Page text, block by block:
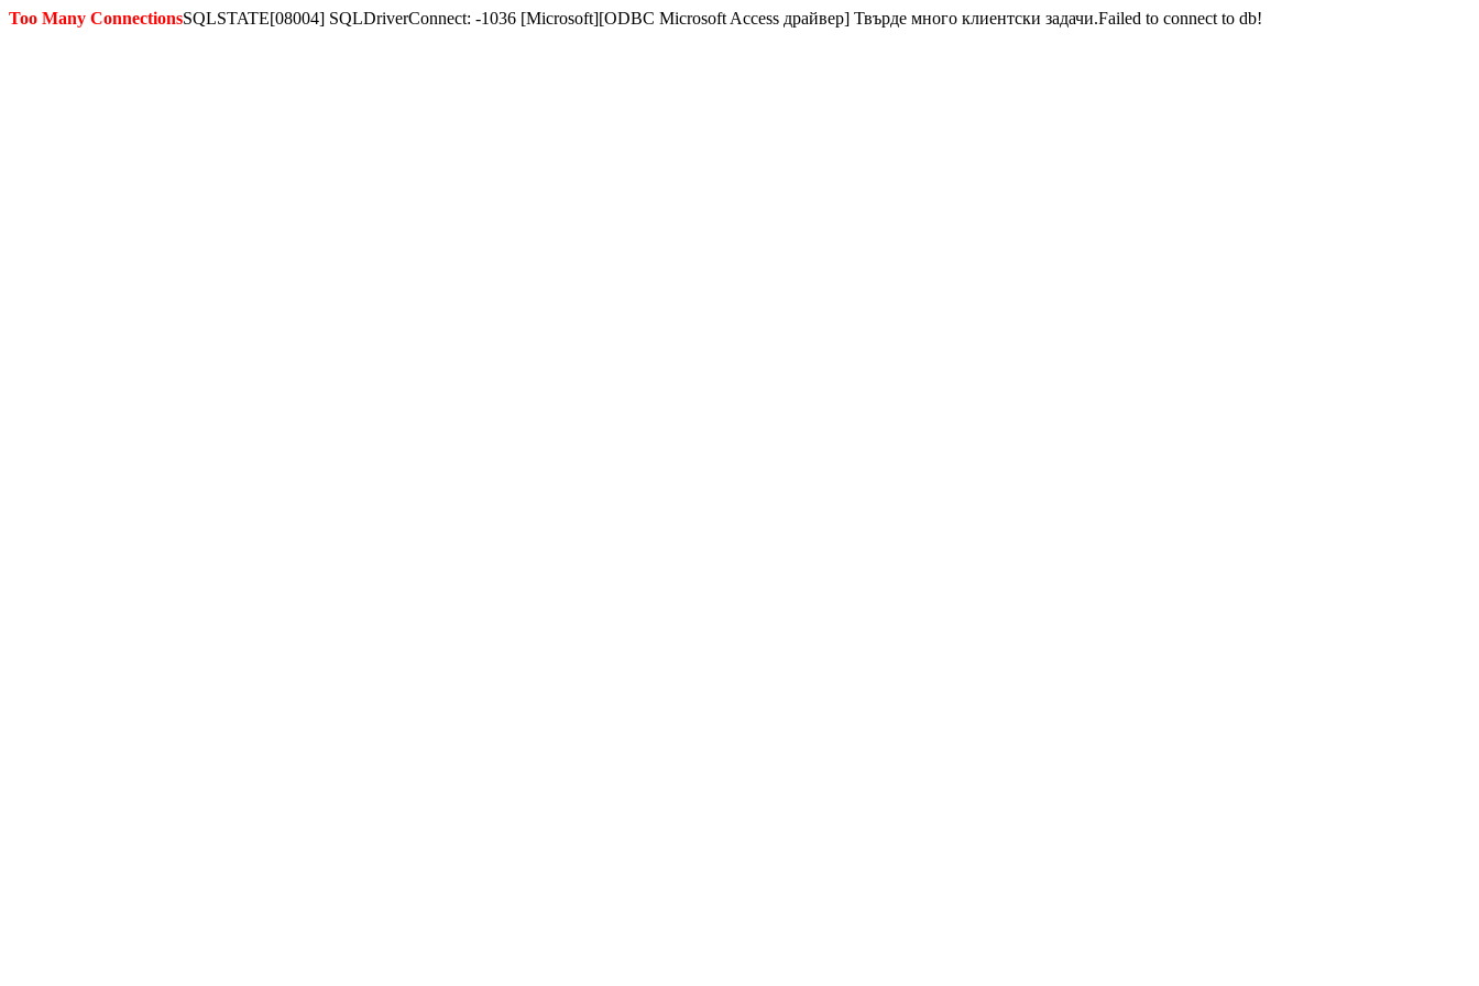
Too Many ConnectionsSQLSTATE[08004] SQLDriverConnect: -1036 [Microsoft][ODBC Microsoft Access драйвер] Твърде много клиентски задачи.Failed to connect to db!